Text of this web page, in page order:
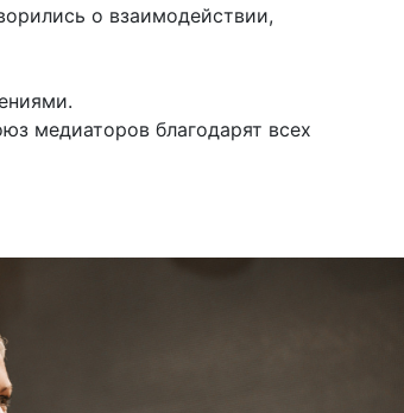
о взаимодействии,
медиаторов благодарят всех